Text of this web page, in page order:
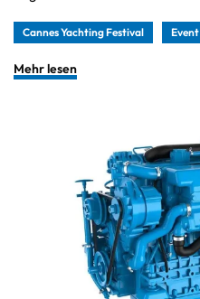
Cannes Yachting Festival Event
Mehr lesen